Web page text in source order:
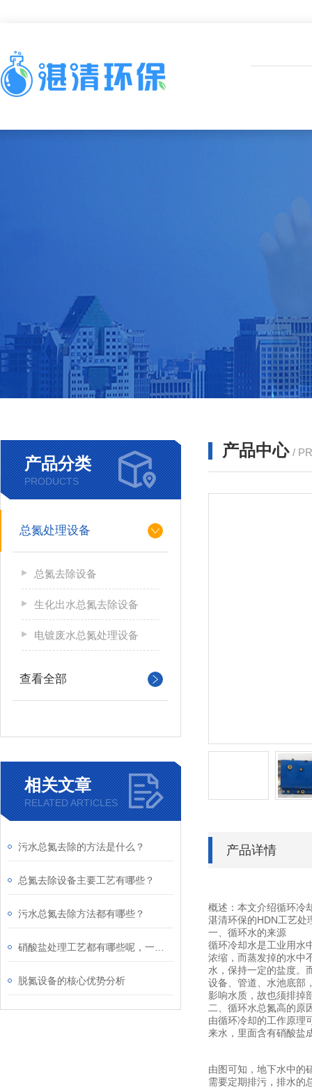
产品分类
PRODUCTS
总氮处理设备
总氮去除设备
生化出水总氮去除设备
电镀废水总氮处理设备
查看全部
相关文章
RELATED ARTICLES
污水总氮去除的方法是什么？
总氮去除设备主要工艺有哪些？
污水总氮去除方法都有哪些？
脱氮设备的核心优势分析
产品中心 /
产品详情
概述：本文介绍循环冷
湛清环保的HDN工艺处
一、循环水的来源
循环冷却水是工业用水
浓缩，而蒸发掉的水中
水，保持一定的盐度。
设备、管道、水池底部
影响水质，故也须排掉
二、循环水总氮高的原
由循环冷却的工作原理
来水，里面含有硝酸盐
由图可知，地下水中的
需要定期排污，排水的